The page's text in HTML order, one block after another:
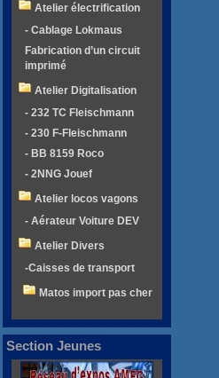
Atelier électrification
- Cablage Lokmaus
Fabrication d’un circuit
imprimé
Atelier Digitalisation
- 232 TC Fleischmann
- 230 F-Fleischmann
- BB 8159 Roco
- 2NNG Jouef
Atelier locos vagons
- Aérateur Voiture DEV
Atelier Divers
-Caisses de transport
Matos import pas cher
Section Jeunes